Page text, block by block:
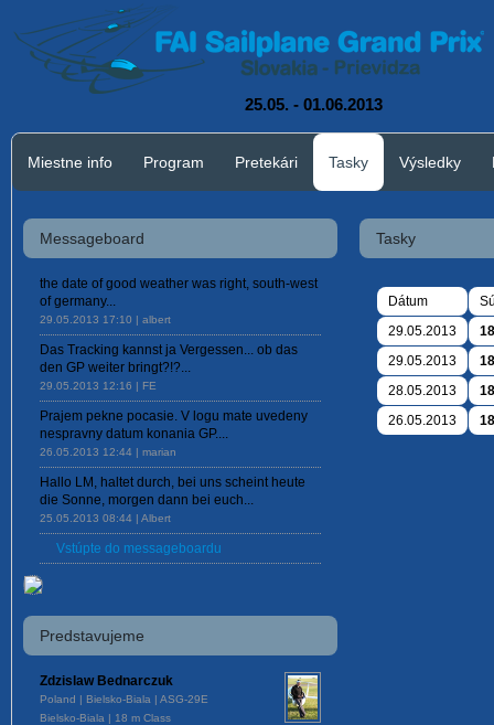
25.05. - 01.06.2013
Miestne info Program Pretekári Tasky Výsledky
Messageboard
the date of good weather was right, south-west
of germany...
29.05.2013 17:10 | albert
Das Tracking kannst ja Vergessen... ob das
den GP weiter bringt?!?...
29.05.2013 12:16 | FE
Prajem pekne pocasie. V logu mate uvedeny
nespravny datum konania GP....
26.05.2013 12:44 | marian
Hallo LM, haltet durch, bei uns scheint heute
die Sonne, morgen dann bei euch...
25.05.2013 08:44 | Albert
Vstúpte do messageboardu
Predstavujeme
Zdzislaw Bednarczuk
Poland | Bielsko-Biala | ASG-29E
Bielsko-Biala | 18 m Class
Tasky
Dátum
29.05.2013
29.05.2013
28.05.2013
26.05.2013